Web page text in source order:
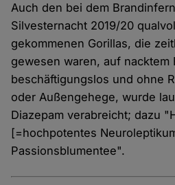
Auch den bei dem
Silvesternacht 2019/20
gekommenen Gorillas, die
gewesen waren, auf nacktem
beschäftigungslos und ohne
oder Außengehege, wurde
Diazepam verabreicht; dazu
[=hochpotentes
Passionsblumentee".